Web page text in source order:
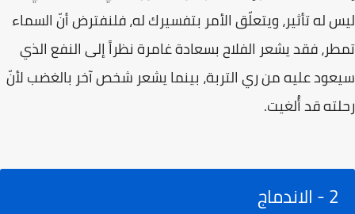
ليس له تأثير، ويتعلّق الأمر بتفسيرك له، فلنفترض أنّ السماء
تمطر، فقد يشعر الفلاح بسعادة غامرة نظراً إلى النفع الذي
سيعود عليه من ري التربة، بينما يشعر شخص آخر بالغضب لأنّ
رحلته قد أُلغيت.
2 - الاندماج